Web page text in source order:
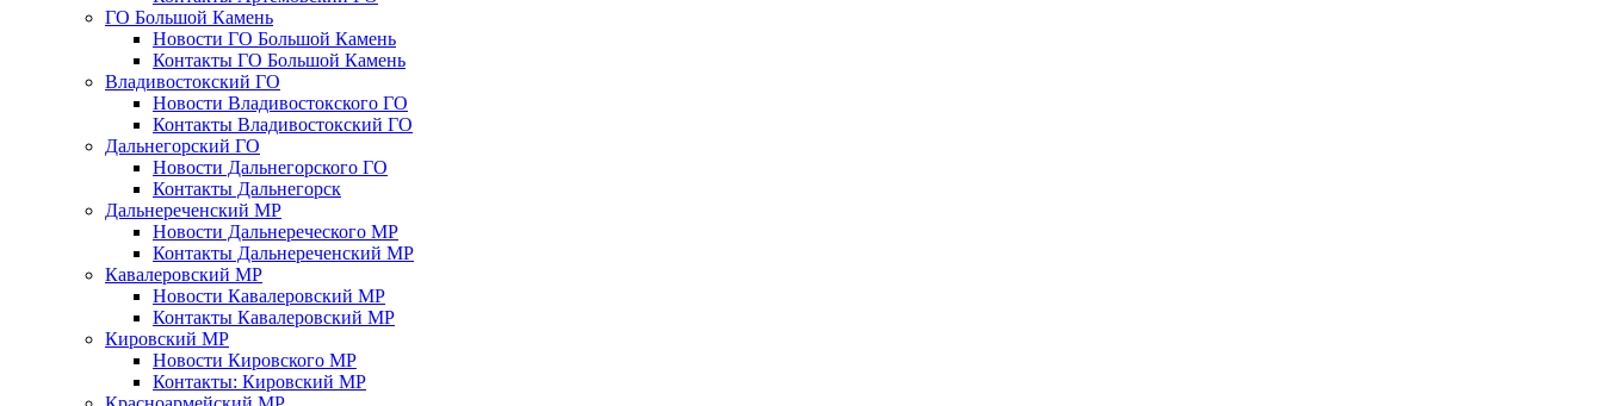
ГО Большой Камень
Новости ГО Большой Камень
Контакты ГО Большой Камень
Владивостокский ГО
Новости Владивостокского ГО
Контакты Владивостокский ГО
Дальнегорский ГО
Новости Дальнегорского ГО
Контакты Дальнегорск
Дальнереченский МР
Новости Дальнереческого МР
Контакты Дальнереченский МР
Кавалеровский МР
Новости Кавалеровский МР
Контакты Кавалеровский МР
Кировский МР
Новости Кировского МР
Контакты: Кировский МР